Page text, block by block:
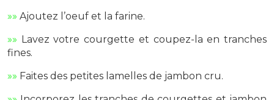
»» Ajoutez l’oeuf et la farine.
»» Lavez votre courgette et coupez-la en tranches
fines.
»» Faites des petites lamelles de jambon cru.